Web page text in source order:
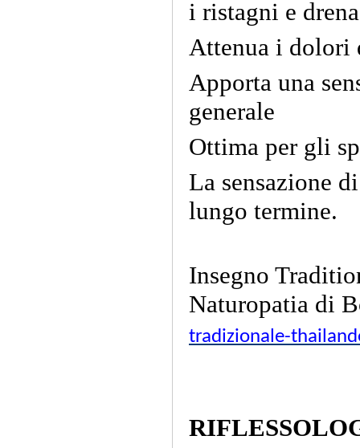
i ristagni e
Attenua i dolori
Apporta una
generale
Ottima per gli
La sensazione
lungo termine.
Insegno
Naturopatia di
tradizionale-